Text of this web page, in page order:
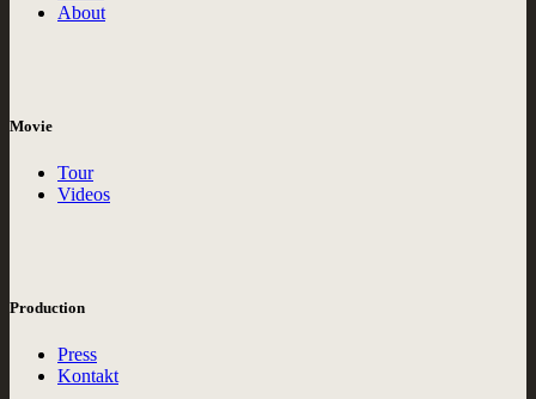
About
Movie
Tour
Videos
Production
Press
Kontakt